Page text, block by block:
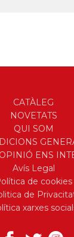
CATÀLEG
NOVETATS
QUI SOM
ENS
Avís Legal
de cookies
de
xarxes